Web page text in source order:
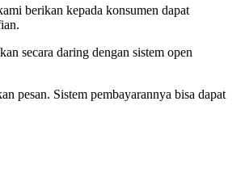
berikan kepada konsumen dapat
secara daring dengan sistem open
pesan. Sistem pembayarannya bisa dapat